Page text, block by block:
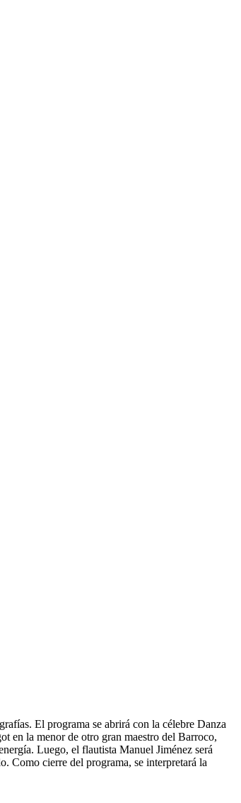
El programa se abrirá con la célebre Danza
en la menor de otro gran maestro del Barroco,
Luego, el flautista Manuel Jiménez será
Como cierre del programa, se interpretará la